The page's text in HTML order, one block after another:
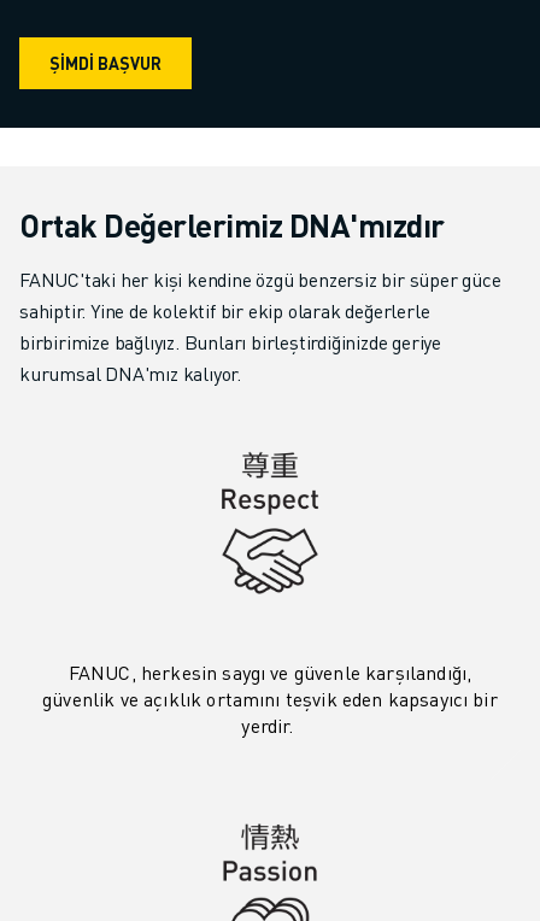
BOYAMA
PALETLEME
MÜŞTERI HIZMETLERI
SAHA VE BAKIM
UZAKTAN TEKNIK DESTEK
İNDIRME MERKEZI » MYFANUC
ENDÜSTRILER IÇIN ÇÖZÜMLER
HABERLER & MEDYA
HABERLER & MEDYA
ŞIMDI BAŞVUR
Ortak Değerlerimiz DNA'mızdır
FANUC'taki her kişi kendine özgü benzersiz bir süper güce
sahiptir. Yine de kolektif bir ekip olarak değerlerle
birbirimize bağlıyız. Bunları birleştirdiğinizde geriye
kurumsal DNA'mız kalıyor.
FANUC, herkesin saygı ve güvenle karşılandığı,
güvenlik ve açıklık ortamını teşvik eden kapsayıcı bir
yerdir. ​